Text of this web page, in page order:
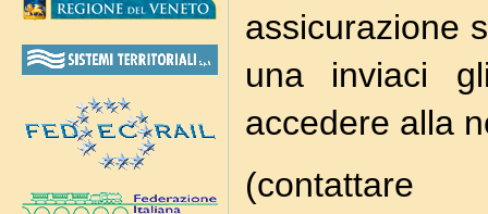
assicurazione
una inviaci
accedere alla
(contattare